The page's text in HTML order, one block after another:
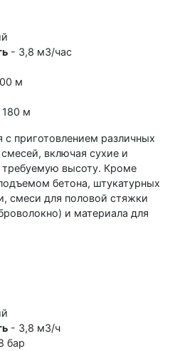
- 3,8 м3/час
м
м
с приготовлением различных
включая сухие и
требуемую высоту. Кроме
бетона, штукатурных
смеси для половой стяжки
и материала для
- 3,8 м3/ч
бар